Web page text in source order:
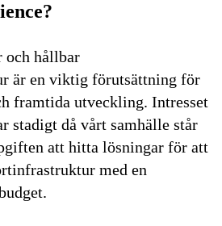
hållbar
är en viktig förutsättning för
framtida utveckling. Intresset
stadigt då vårt samhälle står
att hitta lösningar för att
med en